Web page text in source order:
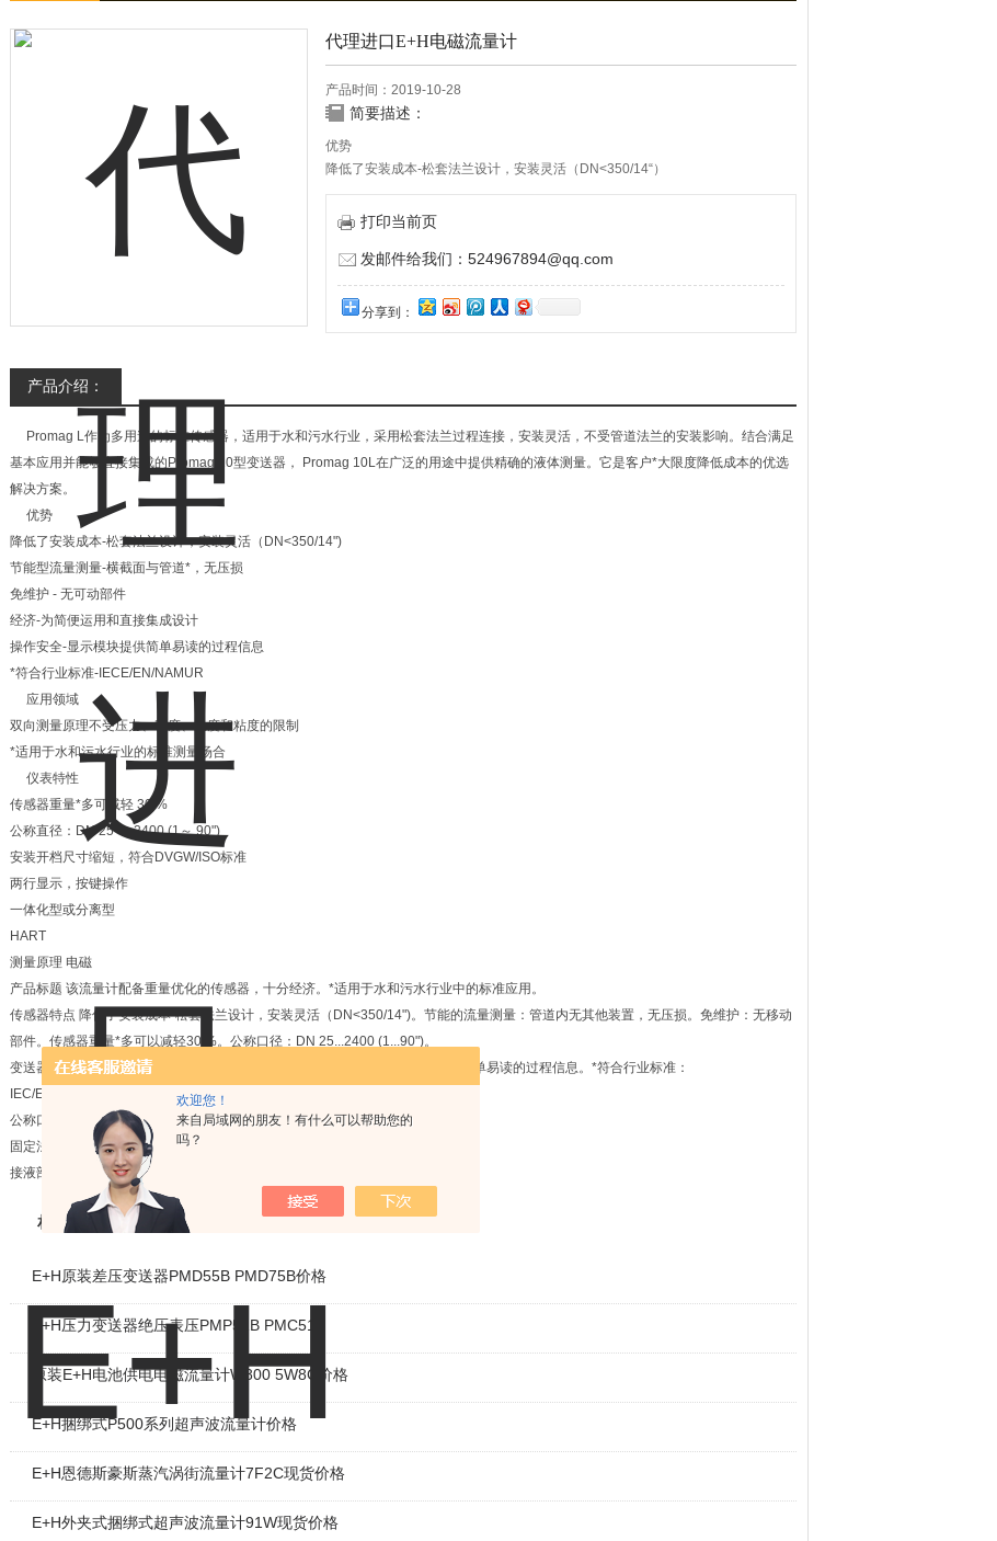
欢迎您！
来自局域网的朋友！有什么可以帮助您的
吗？
代理进口E+H电磁流量计
产品时间：2019-10-28
简要描述：
优势
降低了安装成本-松套法兰设计，安装灵活（DN<350/14“）
节能型流量测量-横截面与管道*，无压损
免维护 - 无可动部件
打印当前页
发邮件给我们：524967894@qq.com
分享到：
产品介绍：
Promag L作为多用途的标准传感器，适用于水和污水行业，采用松套法兰过程连接，安装灵活，不受管道法兰的安装影响。结合满足
基本应用并能够直接集成的Promag 10型变送器， Promag 10L在广泛的用途中提供精确的液体测量。它是客户*大限度降低成本的优选
解决方案。
优势
降低了安装成本-松套法兰设计，安装灵活（DN<350/14")
节能型流量测量-横截面与管道*，无压损
免维护 - 无可动部件
经济-为简便运用和直接集成设计
操作安全-显示模块提供简单易读的过程信息
*符合行业标准-IECE/EN/NAMUR
应用领域
双向测量原理不受压力、密度、温度和粘度的限制
*适用于水和污水行业的标准测量场合
仪表特性
传感器重量*多可减轻 30 %
公称直径：DN 25 ～ 2400 (1～ 90")
安装开档尺寸缩短，符合DVGW/ISO标准
两行显示，按键操作
一体化型或分离型
HART
测量原理 电磁
产品标题 该流量计配备重量优化的传感器，十分经济。*适用于水和污水行业中的标准应用。
传感器特点 降低了安装成本-松套法兰设计，安装灵活（DN<350/14")。节能的流量测量：管道内无其他装置，无压损。免维护：无移动
部件。传感器重量*多可以减轻30 %。公称口径：DN 25...2400 (1...90")。
变送器特点 使用经济：适用于简单应用，直接集成。操作安全：显示模块提供简单易读的过程信息。*符合行业标准：
IEC/EN/NAMUR。两行显示，按键操作。提供一体式或分体式仪表。
公称口径范围 松套法兰；松套法兰，成型钢板：DN 25...300 (1...12")
固定法兰：DN 350...2400 (14...90")
接液部件材质 内衬：聚酰胺、硬橡胶
相关产品
E+H原装差压变送器PMD55B PMD75B价格
E+H压力变送器绝压表压PMP51B PMC51
原装E+H电池供电电磁流量计W800 5W8C价格
E+H捆绑式P500系列超声波流量计价格
E+H恩德斯豪斯蒸汽涡街流量计7F2C现货价格
E+H外夹式捆绑式超声波流量计91W现货价格